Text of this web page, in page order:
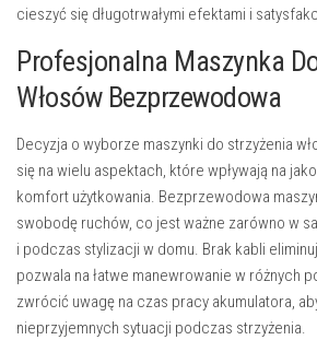
cieszyć się długotrwałymi efektami i
Profesjonalna Maszynka
Włosów Bezprzewodowa
Decyzja o wyborze maszynki do strzyżenia
się na wielu aspektach, które wpływają na
komfort użytkowania. Bezprzewodowa
swobodę ruchów, co jest ważne zarówno w
i podczas stylizacji w domu. Brak kabli
pozwala na łatwe manewrowanie w różnych
zwrócić uwagę na czas pracy akumulatora,
nieprzyjemnych sytuacji podczas strzyżenia.